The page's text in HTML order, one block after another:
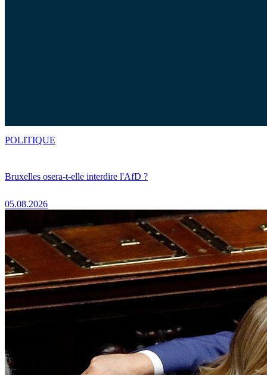
Bruxelles osera-t-elle interdire l'AfD ?
05.08.2026
POLITIQUE